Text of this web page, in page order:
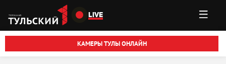
Перейти к основному содержанию
LIVE
КАМЕРЫ ТУЛЫ ОНЛАЙН